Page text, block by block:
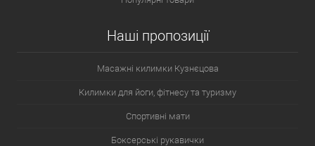
Наші пропозиції
Масажні килимки Кузнєцова
Килимки для йоги, фітнесу та туризму
Спортивні мати
Боксерські рукавички